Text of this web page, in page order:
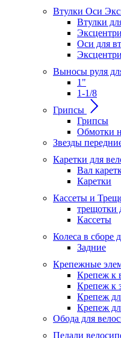
Втулки Оси
Втулки
Оси для
Выносы руля
1"
1-1/8
Грипсы
Грипсы
Обмотки
Звезды
Каретки для
Вал
Каретки
Кассеты и
трещотки
Кассеты
Колеса в сборе
Задние
Крепежные
Крепеж к
Крепеж к
Крепеж
Крепеж
Обода для
Педали